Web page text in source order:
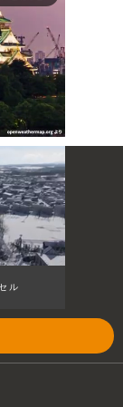
Mute
ル